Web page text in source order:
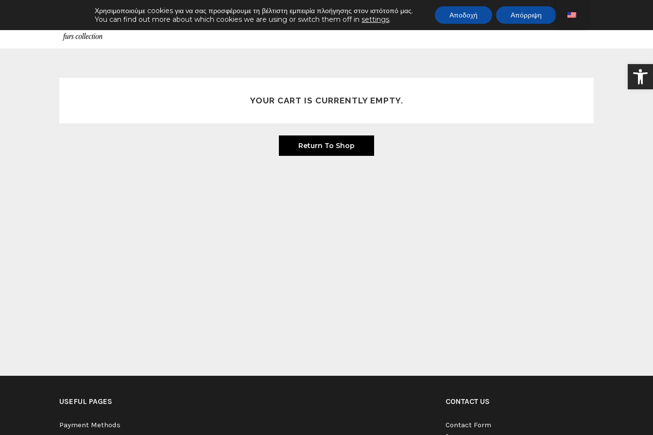
Home
YOUR CART IS CURRENTLY EMPTY.
Return To Shop
USEFUL PAGES
Payment Methods
CONTACT US
Contact Form
Χρησιμοποιούμε cookies για να σας προσφέρουμε τη βέλτιστη εμπειρία πλοήγησης στον ιστότοπό μας.
You can find out more about which cookies we are using or switch them off insettings. Αποδοχή Απόρριψη